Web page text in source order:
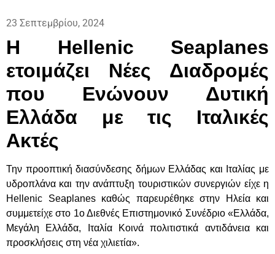
23 Σεπτεμβρίου, 2024
Η Hellenic
Seaplanes
ετοιμάζει Νέες Διαδρομές
που Ενώνουν Δυτική
Ελλάδα με τις Ιταλικές
Ακτές
Την προοπτική διασύνδεσης δήμων Ελλάδας και Ιταλίας με
υδροπλάνα και την ανάπτυξη τουριστικών συνεργιών είχε η
Hellenic Seaplanes καθώς παρευρέθηκε στην Ηλεία και
συμμετείχε στο 1ο Διεθνές Επιστημονικό Συνέδριο «Ελλάδα,
Μεγάλη Ελλάδα, Ιταλία Κοινά πολιτιστικά αντιδάνεια και
προσκλήσεις στη νέα χιλιετία».